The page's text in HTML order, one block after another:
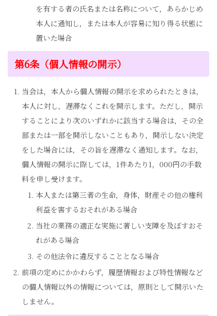
を有する者の氏名または名称について，あらかじめ
本人に通知し，または本人が容易に知り得る状態に
置いた場合
第6条（個人情報の開示）
当会は，本人から個人情報の開示を求められたときは，
本人に対し，遅滞なくこれを開示します。ただし，開示
することにより次のいずれかに該当する場合は，その全
部または一部を開示しないこともあり，開示しない決定
をした場合には，その旨を遅滞なく通知します。なお，
個人情報の開示に際しては，1件あたり1，000円の手数
料を申し受けます。
本人または第三者の生命，身体，財産その他の権利
利益を害するおそれがある場合
当社の業務の適正な実施に著しい支障を及ぼすおそ
れがある場合
その他法令に違反することとなる場合
前項の定めにかかわらず，履歴情報および特性情報など
の個人情報以外の情報については，原則として開示いた
しません。